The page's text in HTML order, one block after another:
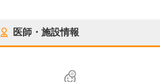
医師・施設情報